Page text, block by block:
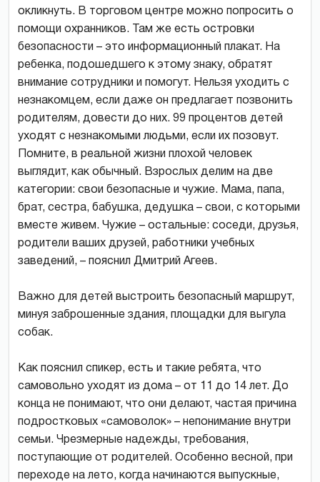
окликнуть. В торговом центре можно попросить о
помощи охранников. Там же есть островки
безопасности – это информационный плакат. На
ребенка, подошедшего к этому знаку, обратят
внимание сотрудники и помогут. Нельзя уходить с
незнакомцем, если даже он предлагает позвонить
родителям, довести до них. 99 процентов детей
уходят с незнакомыми людьми, если их позовут.
Помните, в реальной жизни плохой человек
выглядит, как обычный. Взрослых делим на две
категории: свои безопасные и чужие. Мама, папа,
брат, сестра, бабушка, дедушка – свои, с которыми
вместе живем. Чужие – остальные: соседи, друзья,
родители ваших друзей, работники учебных
заведений, – пояснил Дмитрий Агеев.
Важно для детей выстроить безопасный маршрут,
минуя заброшенные здания, площадки для выгула
собак.
Как пояснил спикер, есть и такие ребята, что
самовольно уходят из дома – от 11 до 14 лет. До
конца не понимают, что они делают, частая причина
подростковых «самоволок» – непонимание внутри
семьи. Чрезмерные надежды, требования,
поступающие от родителей. Особенно весной, при
переходе на лето, когда начинаются выпускные,